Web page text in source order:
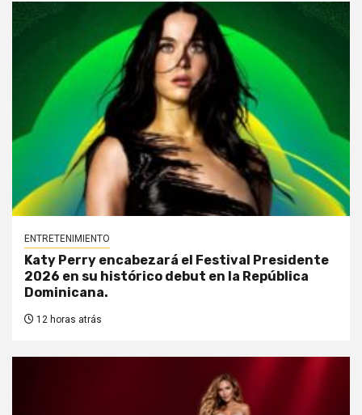
ENTRETENIMIENTO
Katy Perry encabezará el Festival Presidente
2026 en su histórico debut en la República
Dominicana.
12 horas atrás